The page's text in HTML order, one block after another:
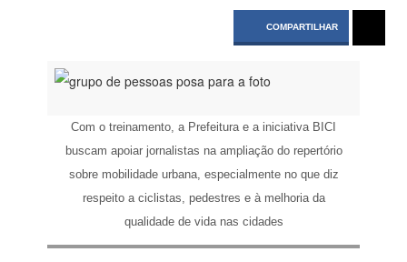
COMPARTILHAR
Com o treinamento, a Prefeitura e a iniciativa BICI
buscam apoiar jornalistas na ampliação do repertório
sobre mobilidade urbana, especialmente no que diz
respeito a ciclistas, pedestres e à melhoria da
qualidade de vida nas cidades